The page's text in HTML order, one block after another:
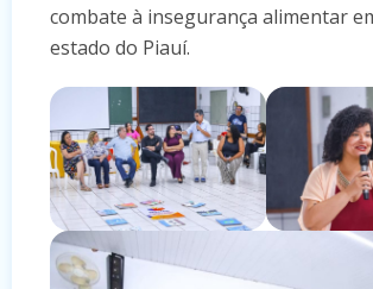
combate à insegurança alimentar
estado do Piauí.